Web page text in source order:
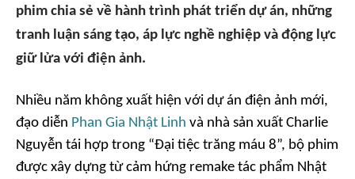
phim chia sẻ về hành trình phát triển dự án, những
tranh luận sáng tạo, áp lực nghề nghiệp và động lực
giữ lửa với điện ảnh.
Nhiều năm không xuất hiện với dự án điện ảnh mới,
đạo diễn Phan Gia Nhật Linh và nhà sản xuất Charlie
Nguyễn tái hợp trong “Đại tiệc trăng máu 8”, bộ phim
được xây dựng từ cảm hứng remake tác phẩm Nhật